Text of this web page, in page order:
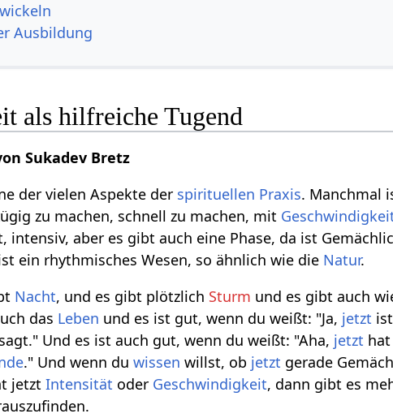
Ausbildung
als hilfreiche Tugend
Sukadev Bretz
der vielen Aspekte der spirituellen Praxis. Manchmal
zu machen, schnell zu machen, mit
intensiv, aber es gibt auch eine Phase, da ist
ein rhythmisches Wesen, so ähnlich wie die Natur.
Nacht, und es gibt plötzlich Sturm und es gibt auch
das Leben und es ist gut, wenn du weißt: "Ja, jetzt
Und es ist auch gut, wenn du weißt: "Aha, jetzt
." Und wenn duwissen willst, ob jetzt gerade
jetztIntensität oder Geschwindigkeit, dann gibt es